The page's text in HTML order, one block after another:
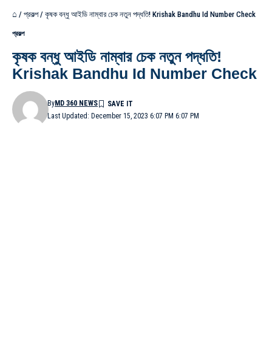
⌂ / প্রকল্প/ কৃষক বন্ধু আইডি নাম্বার চেক নতুন পদ্ধতি! Krishak Bandhu Id Number Check
প্রকল্প
কৃষক বন্ধু আইডি নাম্বার চেক নতুন পদ্ধতি!
Krishak Bandhu Id Number Check
Last Updated: December 15, 2023 6:07 PM 6:07 PM
ByMD 360 NEWS